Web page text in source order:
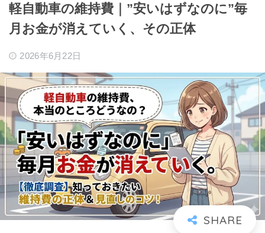
軽自動車の維持費｜”安いはずなのに”毎
月お金が消えていく、その正体
2026年6月22日